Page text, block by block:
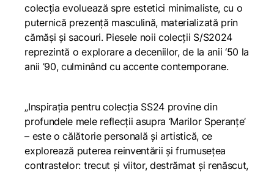
colecția evoluează spre estetici minimaliste, cu o
puternică prezență masculină, materializată prin
cămăși și sacouri. Piesele noii colecții S/S2024
reprezintă o explorare a deceniilor, de la anii ‘50 la
anii ’90, culminând cu accente contemporane.
„Inspirația pentru colecția SS24 provine din
profundele mele reflecții asupra ‘Marilor Speranțe’
– este o călătorie personală și artistică, ce
explorează puterea reinventării și frumusețea
contrastelor: trecut și viitor, destrămat și renăscut,